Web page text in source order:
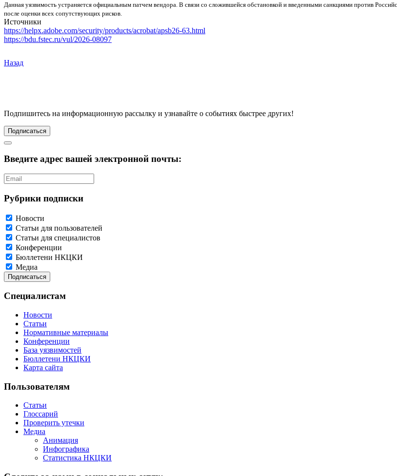
Данная уязвимость устраняется официальным патчем вендора. В связи со сложившейся обстановкой и введенными санкциями против
после оценки всех сопутствующих рисков.
Источники
https://helpx.adobe.com/security/products/acrobat/apsb26-63.html
https://bdu.fstec.ru/vul/2026-08097
Назад
Подпишитесь на информационную рассылку и узнавайте о событиях быстрее других!
Подписаться
Введите адрес вашей электронной почты:
Рубрики подписки
Новости
Статьи для пользователей
Статьи для специалистов
Конференции
Бюллетени НКЦКИ
Медиа
Специалистам
Новости
Статьи
Нормативные материалы
Конференции
База уязвимостей
Бюллетени НКЦКИ
Карта сайта
Пользователям
Статьи
Глоссарий
Проверить утечки
Медиа
Анимация
Инфографика
Статистика НКЦКИ